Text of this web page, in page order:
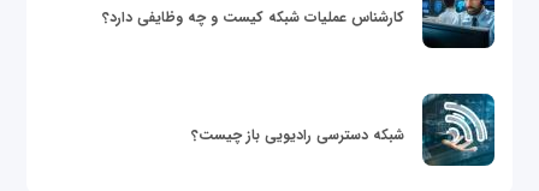
کارشناس عملیات شبکه کیست و چه وظایفی دارد؟
شبکه دسترسی رادیویی باز چیست؟